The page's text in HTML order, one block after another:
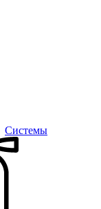
Системы